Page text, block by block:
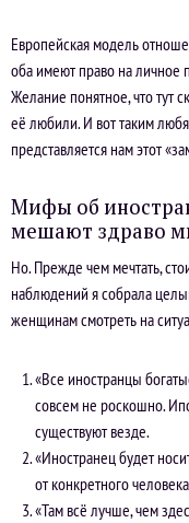
Европейская модель
оба имеют право на личное
Желание понятное, что тут
её любили. И вот таким
представляется нам этот
Мифы об
мешают здраво
Но. Прежде чем мечтать,
наблюдений я собрала
женщинам смотреть на
«Все иностранцы
совсем не роскошно.
существуют везде.
«Иностранец будет
от конкретного
«Там всё лучше, чем